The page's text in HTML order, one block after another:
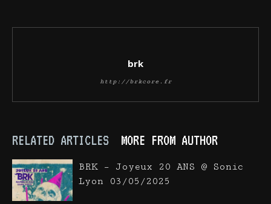
brk
http://brkcore.fr
RELATED ARTICLES MORE FROM AUTHOR
BRK – Joyeux 20 ANS @ Sonic
Lyon 03/05/2025